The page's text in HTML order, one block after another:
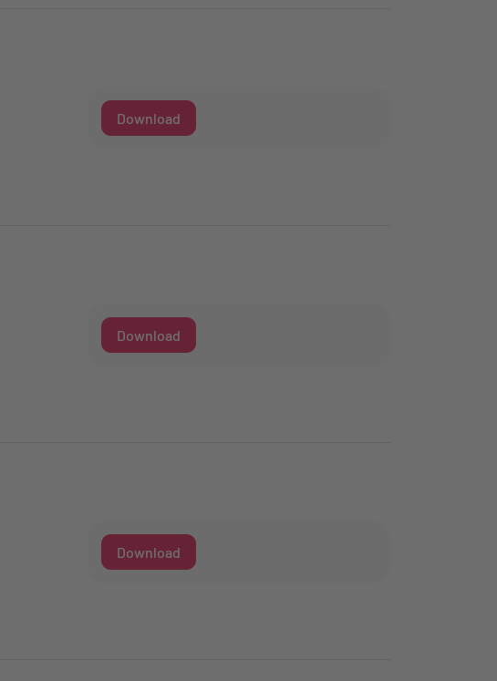
Download
Download
Download